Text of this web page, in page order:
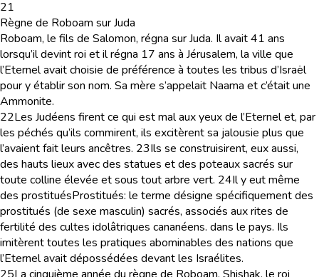
21
Règne de Roboam sur Juda
Roboam, le fils de Salomon, régna sur Juda. Il avait 41 ans
lorsqu’il devint roi et il régna 17 ans à Jérusalem, la ville que
l’Eternel avait choisie de préférence à toutes les tribus d’Israël
pour y établir son nom. Sa mère s’appelait Naama et c’était une
Ammonite.
22Les Judéens firent ce qui est mal aux yeux de l’Eternel et, par
les péchés qu’ils commirent, ils excitèrent sa jalousie plus que
l’avaient fait leurs ancêtres. 23Ils se construisirent, eux aussi,
des hauts lieux avec des statues et des poteaux sacrés sur
toute colline élevée et sous tout arbre vert. 24Il y eut même
des prostituésProstitués: le terme désigne spécifiquement des
prostitués (de sexe masculin) sacrés, associés aux rites de
fertilité des cultes idolâtriques cananéens. dans le pays. Ils
imitèrent toutes les pratiques abominables des nations que
l’Eternel avait dépossédées devant les Israélites.